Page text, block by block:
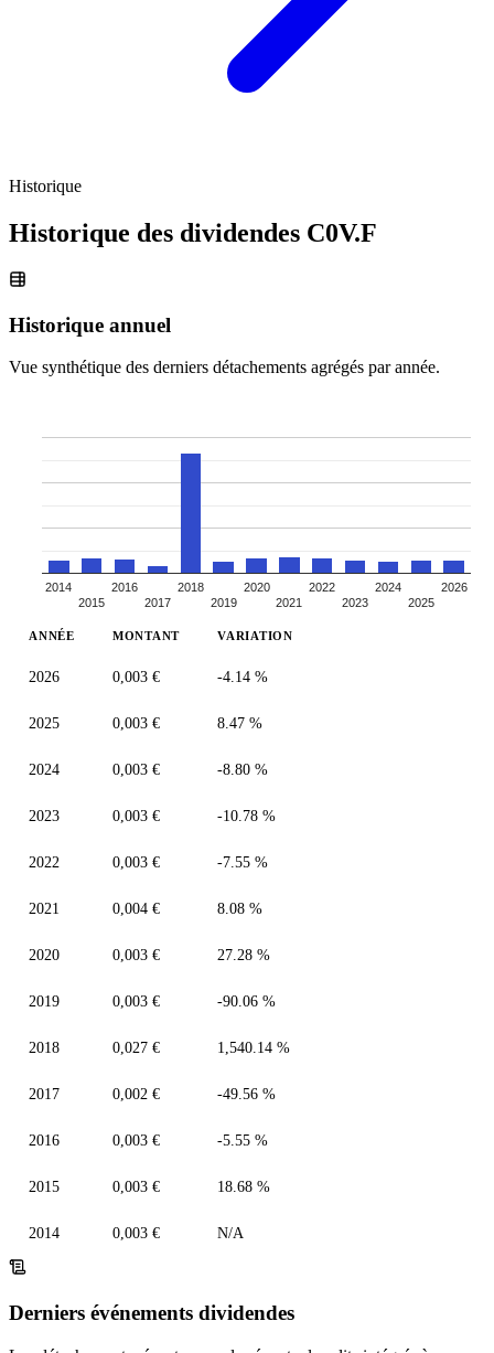
Historique
Historique des dividendes C0V.F
Historique annuel
Vue synthétique des derniers détachements agrégés par année.
2014
2015
2016
2017
2018
2019
2020
2021
2022
2023
2024
2025
2026
ANNÉE MONTANT VARIATION
2026 0,003 € -4.14 %
2025 0,003 € 8.47 %
2024 0,003 € -8.80 %
2023 0,003 € -10.78 %
2022 0,003 € -7.55 %
2021 0,004 € 8.08 %
2020 0,003 € 27.28 %
2019 0,003 € -90.06 %
2018 0,027 € 1,540.14 %
2017 0,002 € -49.56 %
2016 0,003 € -5.55 %
2015 0,003 € 18.68 %
2014 0,003 € N/A
Derniers événements dividendes